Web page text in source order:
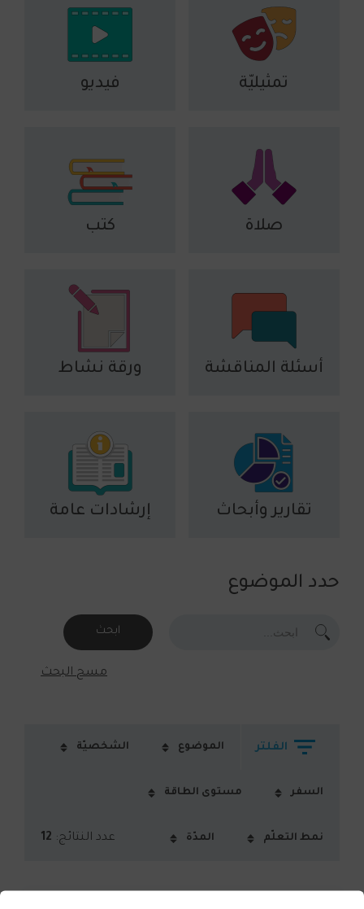
تمثيليّة فيديو
صلاة كتب
أسئلة المناقشة ورقة نشاط
تقارير وأبحاث إرشادات عامة
حدد الموضوع
ابحث
مسح البحث
الفلتر الموضوع الشخصيّة
السفر مستوى الطاقة
نمط التعلّم المدّة عدد النتائج: 12